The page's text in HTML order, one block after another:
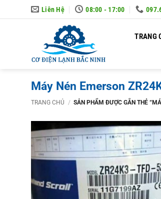
to
Liên Hệ 08:00 - 17:00
TRANG
Máy Nén Emerson
TRANG CHỦ / SẢN PHẨM ĐƯỢC GẮN THẺ